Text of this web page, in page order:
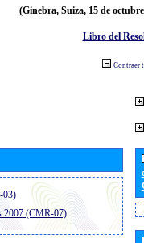
(Ginebra, Suiza, 15 de
Libro del
Contraer
03)
2007 (CMR-07)